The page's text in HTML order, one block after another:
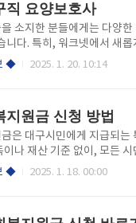
직 요양보호사
소지한 분들에게는 다양한
니다. 특히, 워크넷에서 새롭
할 수 있는 채용 정보를 제공
기 워크넷 고용 24는 구직
공고와 다양한 서비스를 제
호사 일자리를 찾는 방법은
단계를 따라 해 보세요! 1단
먼저, 워크넷 홈페이지에 접속
◆ 2025. 1. 20. 10:14
지원금 신청 방법
은 대구시민에게 지급되는
나 재산 기준 없이, 모든 시
니다. 제가 직접 알아보니 대
◆ 2025. 1. 18. 00:00